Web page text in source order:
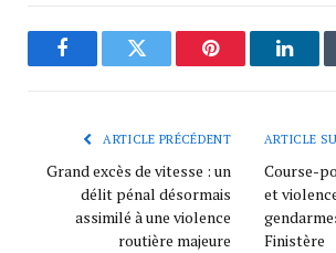
FacebookTwitter Pinterest
ARTICLE PRÉCÉDENT
Grand excès de vitesse : un
délit pénal désormais
assimilé à une violence
routière majeure
ARTICLE
Course-
et
Finistère